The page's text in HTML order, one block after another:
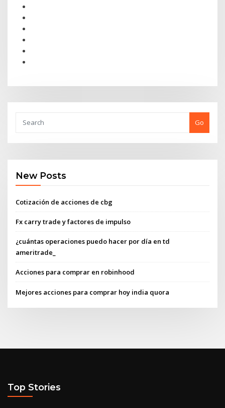
Go
New Posts
Cotización de acciones de cbg
Fx carry trade y factores de impulso
¿cuántas operaciones puedo hacer por día en td
ameritrade_
Acciones para comprar en robinhood
Mejores acciones para comprar hoy india quora
Top Stories